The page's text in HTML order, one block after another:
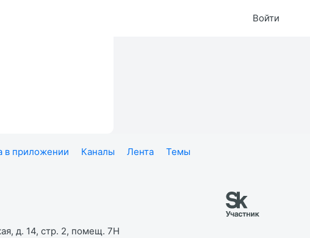
Войти
в приложении Каналы Лента
Темы
д. 14, стр. 2, помещ. 7Н